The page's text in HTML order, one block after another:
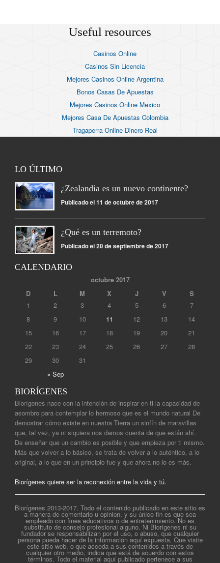
Useful resources
Casinos Online
Casinos Sin Licencia
Mejores Casinos Online Argentina
Bonos Casas De Apuestas
Mejores Casinos Online Mexico
Mejores Casa De Apuestas Colombia
Tragaperra Online Dinero Real
LO ÚLTIMO
¿Zealandia es un nuevo continente?
Publicado el 11 de octubre de 2017
¿Qué es un terremoto?
Publicado el 20 de septiembre de 2017
CALENDARIO
octubre 2017
D
L M X J V S
« Sep
1 2 3 4 5 6
7
8
9 10 11 12 13
14
15
16 17 18 19 20
21
22
23 24 25 26 27
28
29
30 31
BIORÍGENES
Biorígenes nace con la intención de inspirar en ti la capacidad de
asombro para contemplar lo hermoso que es el mundo natural De
demostrar cómo existe en nuestra Tierra un sinfín de maravillas
que, tal vez, ya ni siquiera nos damos cuenta de que están ahí.
De enseñar que un cambio es posible y que empieza por ti mismo.
Más que volver a lo básico, se trata de volver a lo auténtico, a lo
original, a lo que en un principio fue y que ahora no lo es más.
Biorígenes quiere ser la reconexión entre la vida y tú.
Biorígenes 2013-2017. Todo el contenido publicado en este sitio es
a manera de comentario u opinion, y su único fin es que sea
empleado con fines educativos o de entretenimiento. No es
substituto de consejo profesional alguno. Ni Biorígenes ni su
fundador se responsabilizan por el uso, o abuso, que cualquier
persona pueda hacer de la información aquí expuesta. Que visite
este sitio web, o que acceda a sus contenidos a través de
cualquier otro medio, indica que está de acuerdo con estos
términos. Todo el material aquí publicado pertenece a sus